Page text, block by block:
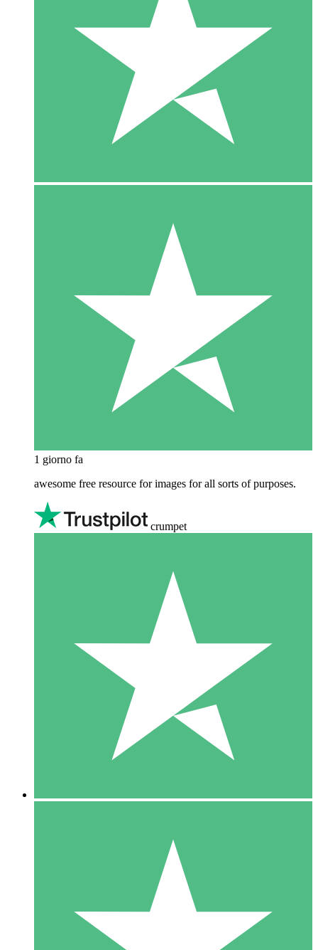
1 giorno fa
awesome free resource for images for all sorts of purposes.
crumpet